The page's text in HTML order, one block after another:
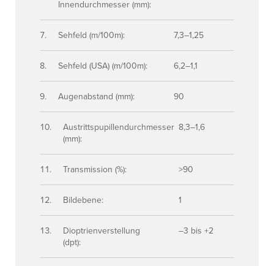
Innendurchmesser (mm):
Sehfeld (m/100m): 7,3–1,25
Sehfeld (USA) (m/100m): 6,2–1,1
Augenabstand (mm): 90
Austrittspupillendurchmesser
(mm):
8,3–1,6
Transmission (%): >90
Bildebene: 1
Dioptrienverstellung
(dpt):
–3 bis +2